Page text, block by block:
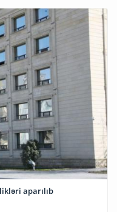
aparılıb